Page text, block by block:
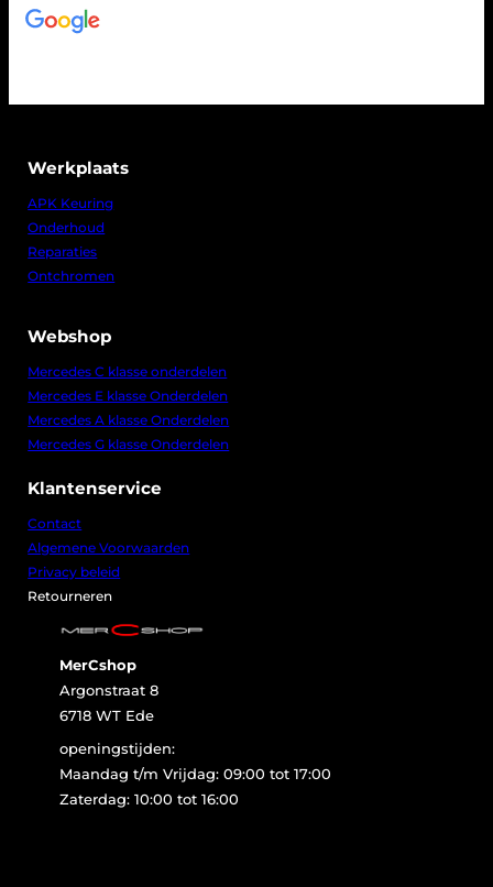
Werkplaats
APK Keuring
Onderhoud
Reparaties
Ontchromen
Webshop
Mercedes C klasse onderdelen
Mercedes E klasse Onderdelen
Mercedes A klasse Onderdelen
Mercedes G klasse Onderdelen
Klantenservice
Contact
Algemene Voorwaarden
Privacy beleid
Retourneren
MerCshop
Argonstraat 8
6718 WT Ede
openingstijden:
Maandag t/m Vrijdag: 09:00 tot 17:00
Zaterdag: 10:00 tot 16:00